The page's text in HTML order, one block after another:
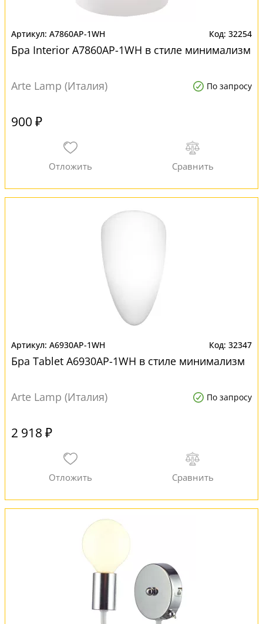
A7860AP-1WH 32254
Бра Interior A7860AP-1WH в стиле минимализм
Arte Lamp (Италия) По запросу
900 ₽
A6930AP-1WH 32347
Бра Tablet A6930AP-1WH в стиле минимализм
Arte Lamp (Италия) По запросу
2 918 ₽